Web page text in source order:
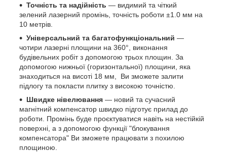
Точність та надійність — видимий та чіткий
зелений лазерний промінь, точність роботи ±1.0 мм на
10 метрів.
Універсальний та багатофункціональний —
чотири лазерні площини на 360°, виконання
будівельних робіт з допомогою трьох площин. За
допомогою нижньої (горизонтальної) площини, яка
знаходиться на висоті 18 мм, Ви зможете залити
підлогу та покласти плитку з високою точністю.
Швидке нівелювання — новий та сучасний
магнітний компенсатор швидко підготує прилад до
роботи. Промінь буде проєктуватися навіть на нестійкій
поверхні, а з допомогою функції "блокування
компенсатора" Ви зможете працювати з похилою
площиною.